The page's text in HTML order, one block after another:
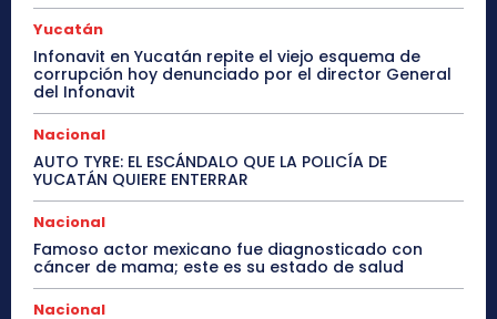
Yucatán
Infonavit en Yucatán repite el viejo esquema de
corrupción hoy denunciado por el director General
del Infonavit
Nacional
AUTO TYRE: EL ESCÁNDALO QUE LA POLICÍA DE
YUCATÁN QUIERE ENTERRAR
Nacional
Famoso actor mexicano fue diagnosticado con
cáncer de mama; este es su estado de salud
Nacional